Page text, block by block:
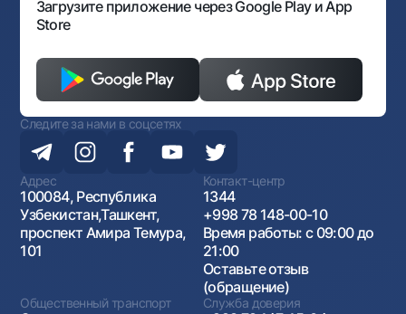
Загрузите приложение через Google Play и App
Store
Следите за нами в соцсетях
Адрес
100084, Республика
Узбекистан,Ташкент,
проспект Амира Темура,
101
Контакт-центр
1344
+998 78 148-00-10
Время работы: с 09:00 до
21:00
Оставьте отзыв
(обращение)
Общественный транспорт Служба доверия